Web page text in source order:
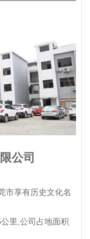
公司
市享有历史文化名
里,公司占地面积